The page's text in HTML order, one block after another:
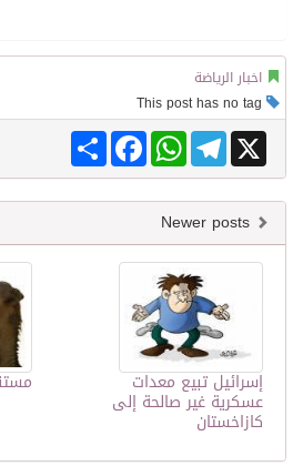
اخبار الرياضة
Share
FacebookWhatsAppTelegram X
إسرائيل تبيع معدات
عسكرية غير صالحة إلى
كازاخستان